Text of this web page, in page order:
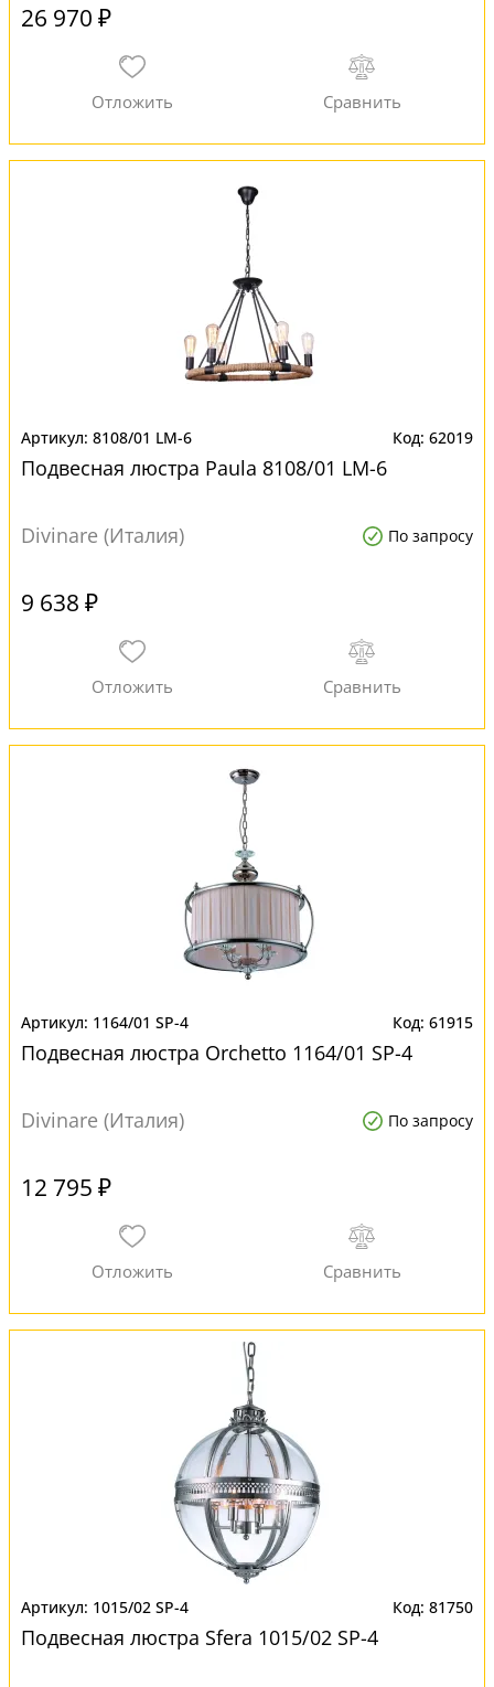
26 970 ₽
8108/01 LM-6 62019
Подвесная люстра Paula 8108/01 LM-6
Divinare (Италия) По запросу
9 638 ₽
1164/01 SP-4 61915
Подвесная люстра Orchetto 1164/01 SP-4
Divinare (Италия) По запросу
12 795 ₽
1015/02 SP-4 81750
Подвесная люстра Sfera 1015/02 SP-4